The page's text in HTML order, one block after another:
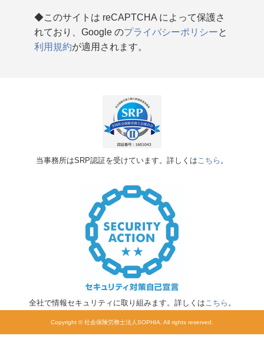
◆このサイトは reCAPTCHA によって保護さ
れており、Google のプライバシーポリシーと
利用規約が適用されます。
当事務所はSRP認証を受けています。詳しくはこちら 。
全社で情報セキュリティに取り組みます。詳しくはこちら 。
Copyright © 社会保険労務士法人SOPHIA. All rights reserved.